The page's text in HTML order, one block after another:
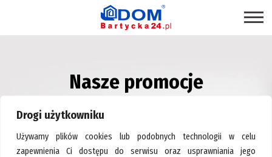
Drogi użytkowniku
Używamy plików cookies lub podobnych technologii w celu
zapewnienia Ci dostępu do serwisu oraz usprawniania jego
SKLEPY
USŁUGI
Nasze promocje